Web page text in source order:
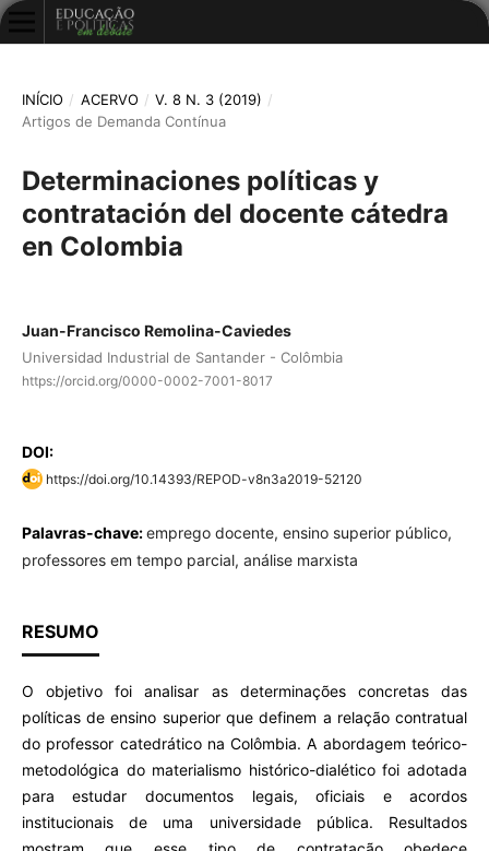
INÍCIO / ACERVO / V. 8 N. 3 (2019) /
Artigos de Demanda Contínua
Determinaciones políticas y
contratación del docente cátedra
en Colombia
Juan-Francisco Remolina-Caviedes
Universidad Industrial de Santander - Colômbia
https://orcid.org/0000-0002-7001-8017
DOI:
https://doi.org/10.14393/REPOD-v8n3a2019-52120
Palavras-chave:emprego docente, ensino superior público,
professores em tempo parcial, análise marxista
RESUMO
O objetivo foi analisar as determinações concretas das
políticas de ensino superior que definem a relação contratual
do professor catedrático na Colômbia. A abordagem teórico-
metodológica do materialismo histórico-dialético foi adotada
para estudar documentos legais, oficiais e acordos
institucionais de uma universidade pública. Resultados